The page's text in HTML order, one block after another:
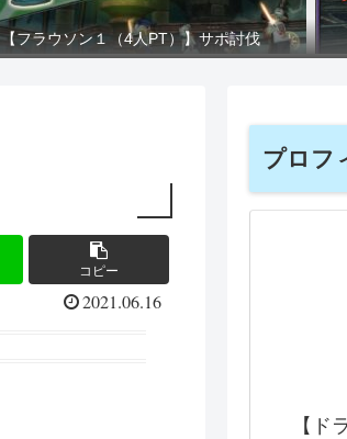
【フラウソン１（4人PT）】サポ討伐
コピー
2021.06.16
プロフ
【ド